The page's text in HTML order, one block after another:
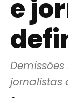
e
jornalistas